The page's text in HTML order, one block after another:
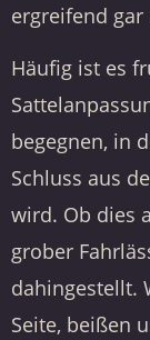
ergreifend
Häufig ist es
begegnen, in
Schluss aus
wird. Ob dies
grober
dahingestellt.
Seite, beißen